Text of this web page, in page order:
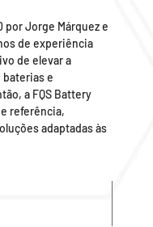
por Jorge Márquez e
de experiência
de elevar a
e
a FQS Battery
referência,
adaptadas às